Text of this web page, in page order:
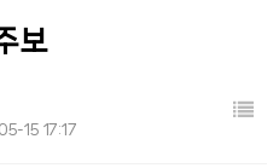
보
15 17:17